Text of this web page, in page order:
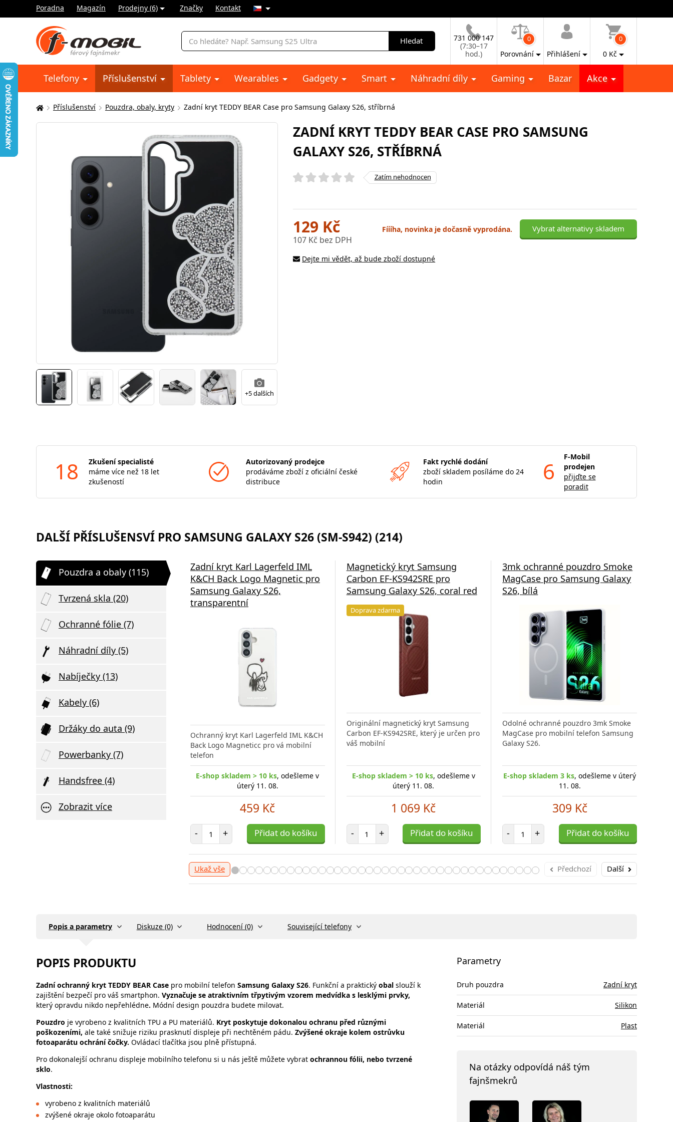
Poradna Magazín Prodejny (6) Značky Kontakt
Vyhledávání
Hledat
731 000 147
(7:30–17
hod.)
0
Porovnání Přihlášení
0
0 Kč
Telefony Příslušenství Tablety Wearables Gadgety Smart Náhradní díly Gaming Bazar Akce
Zde
se
Příslušenství Pouzdra, obaly, kryty Zadní kryt TEDDY BEAR Case pro Samsung Galaxy S26, stříbrná
+5 dalších
ZADNÍ KRYT TEDDY BEAR CASE PRO SAMSUNG
GALAXY S26, STŘÍBRNÁ
Zatím nehodnocen
129 Kč
107 Kč bez DPH
Fíííha, novinka je dočasně vyprodána. Vybrat alternativy skladem
Dejte mi vědět, až bude zboží dostupné
18
Zkušení specialisté
máme více než 18 let
zkušeností
Autorizovaný prodejce
prodáváme zboží z oficiální české
distribuce
Fakt rychlé dodání
zboží skladem posíláme do 24
hodin
6
F-Mobil
prodejen
přijďte se
poradit
DALŠÍ PŘÍSLUŠENSVÍ PRO SAMSUNG GALAXY S26 (SM-S942) (214)
Pouzdra a obaly (115)
Tvrzená skla (20)
Ochranné fólie (7)
Náhradní díly (5)
Nabíječky (13)
Kabely (6)
Držáky do auta (9)
Powerbanky (7)
Handsfree (4)
Zobrazit více
Zadní kryt Karl Lagerfeld IML
K&CH Back Logo Magnetic pro
Samsung Galaxy S26,
transparentní
Ochranný kryt Karl Lagerfeld IML K&CH
Back Logo Magneticc pro vá mobilní
telefon
E-shop skladem > 10 ks, odešleme v
úterý 11. 08.
459 Kč
- Počet položek
+ Přidat do košíku
Magnetický kryt Samsung
Carbon EF-KS942SRE pro
Samsung Galaxy S26, coral red
Doprava zdarma
Originální magnetický kryt Samsung
Carbon EF-KS942SRE, který je určen pro
váš mobilní
E-shop skladem > 10 ks, odešleme v
úterý 11. 08.
1 069 Kč
- Počet položek
+ Přidat do košíku
3mk ochranné pouzdro Smoke
MagCase pro Samsung Galaxy
S26, bílá
Odolné ochranné pouzdro 3mk Smoke
MagCase pro mobilní telefon Samsung
Galaxy S26.
E-shop skladem 3 ks, odešleme v úterý
11. 08.
309 Kč
- Počet položek
+ Přidat do košíku
Ukaž vše Předchozí Další
Popis a parametry Diskuze (0) Hodnocení (0) Související telefony
POPIS PRODUKTU
Zadní ochranný kryt TEDDY BEAR Case pro mobilní telefon Samsung Galaxy S26. Funkční a praktický obal slouží k
zajištění bezpečí pro váš smartphon. Vyznačuje se atraktivním třpytivým vzorem medvídka s lesklými prvky,
který opravdu nikdo nepřehlédne. Módní design pouzdra budete milovat.
Pouzdro je vyrobeno z kvalitních TPU a PU materiálů. Kryt poskytuje dokonalou ochranu před různými
poškozeními, ale také snižuje riziku prasknutí displeje při nechtěném pádu. Zvýšené okraje kolem ostrůvku
fotoaparátu ochrání čočky. Ovládací tlačítka jsou plně přístupná.
Pro dokonalejší ochranu displeje mobilního telefonu si u nás ještě můžete vybrat ochrannou fólii, nebo tvrzené
sklo.
Vlastnosti:
vyrobeno z kvalitních materiálů
zvýšené okraje okolo fotoaparátu
Parametry
Druh pouzdra Zadní kryt
Materiál Silikon
Materiál Plast
Na otázky odpovídá náš tým
fajnšmekrů